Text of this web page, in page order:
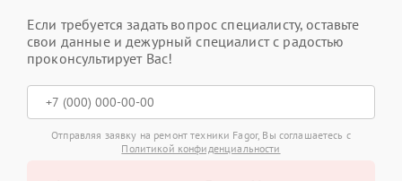
Если требуется задать вопрос специалисту, оставьте
свои данные и дежурный специалист с радостью
проконсультирует Вас!
Отправляя заявку на ремонт техники Fagor, Вы соглашаетесь с
Политикой конфиденциальности